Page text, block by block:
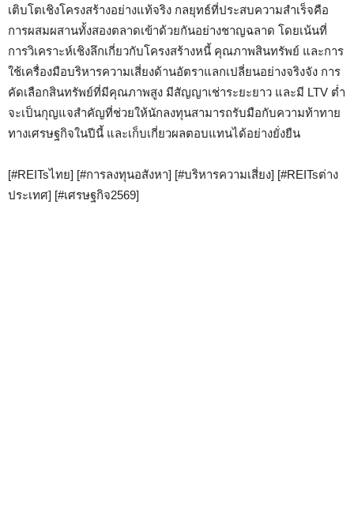
เติบโตเชิงโครงสร้างอย่างแท้จริง กลยุทธ์ที่ประสบความสำเร็จคือ
การผสมผสานทั้งสองตลาดเข้าด้วยกันอย่างชาญฉลาด โดยเน้นที่
การวิเคราะห์เชิงลึกเกี่ยวกับโครงสร้างหนี้ คุณภาพสินทรัพย์ และการ
ใช้เครื่องมือบริหารความเสี่ยงด้านอัตราแลกเปลี่ยนอย่างจริงจัง การ
คัดเลือกสินทรัพย์ที่มีคุณภาพสูง มีสัญญาเช่าระยะยาว และมี LTV ต่ำ
จะเป็นกุญแจสำคัญที่ช่วยให้นักลงทุนสามารถรับมือกับความท้าทาย
ทางเศรษฐกิจในปีนี้ และเก็บเกี่ยวผลตอบแทนได้อย่างยั่งยืน
[#REITsไทย] [#การลงทุนอสังหา] [#บริหารความเสี่ยง] [#REITsต่าง
ประเทศ] [#เศรษฐกิจ2569]